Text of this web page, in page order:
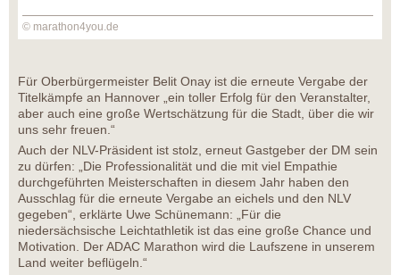
© marathon4you.de
Für Oberbürgermeister Belit Onay ist die erneute Vergabe der
Titelkämpfe an Hannover „ein toller Erfolg für den Veranstalter,
aber auch eine große Wertschätzung für die Stadt, über die wir
uns sehr freuen.“
Auch der NLV-Präsident ist stolz, erneut Gastgeber der DM sein
zu dürfen: „Die Professionalität und die mit viel Empathie
durchgeführten Meisterschaften in diesem Jahr haben den
Ausschlag für die erneute Vergabe an eichels und den NLV
gegeben“, erklärte Uwe Schünemann: „Für die
niedersächsische Leichtathletik ist das eine große Chance und
Motivation. Der ADAC Marathon wird die Laufszene in unserem
Land weiter beflügeln.“